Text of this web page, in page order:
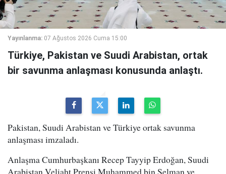
Yayınlanma: 07 Ağustos 2026 Cuma 15:00
Türkiye, Pakistan ve Suudi Arabistan, ortak
bir savunma anlaşması konusunda anlaştı.
Pakistan, Suudi Arabistan ve Türkiye ortak savunma
anlaşması imzaladı.
Anlaşma Cumhurbaşkanı Recep Tayyip Erdoğan, Suudi
Arabistan Veliaht Prensi Muhammed bin Selman ve